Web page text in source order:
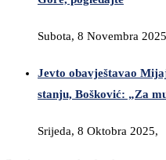
Subota, 8 Novembra
Jevto obavještavao
stanju, Bošković: „Za
Srijeda, 8 Oktobra 2025,